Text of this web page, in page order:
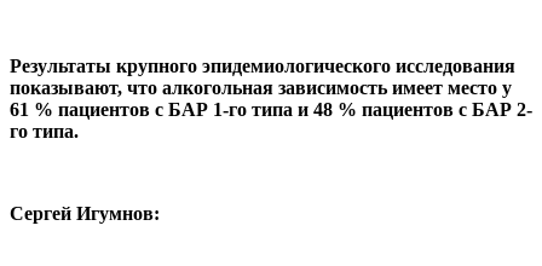
Результаты крупного эпидемиологического исследования
показывают, что алкогольная зависимость имеет место у
61 % пациентов с БАР 1-го типа и 48 % пациентов с БАР 2-
го типа.
Сергей Игумнов: